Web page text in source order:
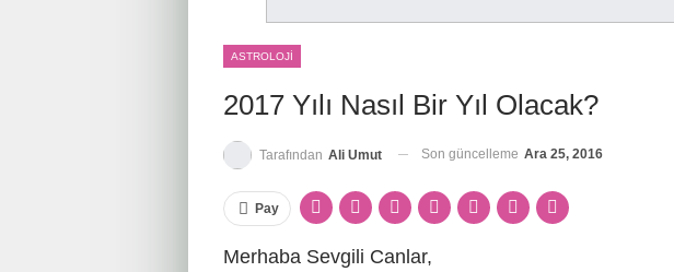
ASTROLOJI
2017 Yılı Nasıl Bir Yıl Olacak?
Tarafından Ali Umut Son güncelleme Ara 25, 2016
Pay
Merhaba Sevgili Canlar,